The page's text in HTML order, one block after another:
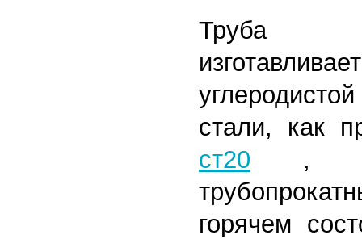
Труба
стали, как
ст20 ,
горячем